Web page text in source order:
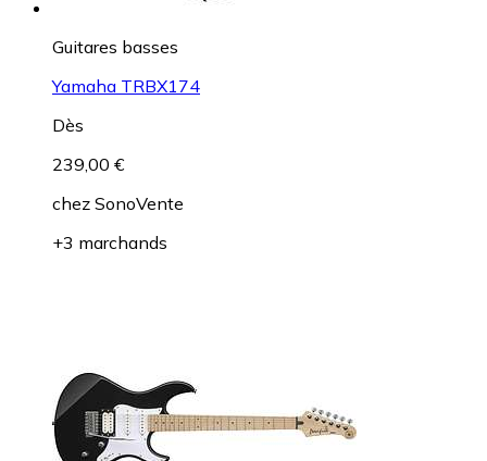
Guitares basses
Yamaha TRBX174
Dès
239,00 €
chez SonoVente
+3 marchands